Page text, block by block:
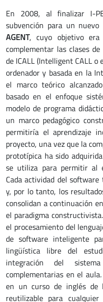
En 2008, al finalizar I-
subvención para un
AGENT, cuyo objetivo
complementar las clases
de ICALL (Intelligent CALL o
ordenador y basada en la
el marco teórico
basado en el enfoque
modelo de programa
un marco pedagógico
permitiría el aprendizaje
proyecto, una vez que la
prototípica ha sido
se utiliza para permitir al
Cada actividad del
y, por lo tanto, los
consolidan a continuación
el paradigma
el procesamiento del
de software inteligente
lingüística libre del
integración del
complementarias en el
en un curso de inglés de
reutilizable para